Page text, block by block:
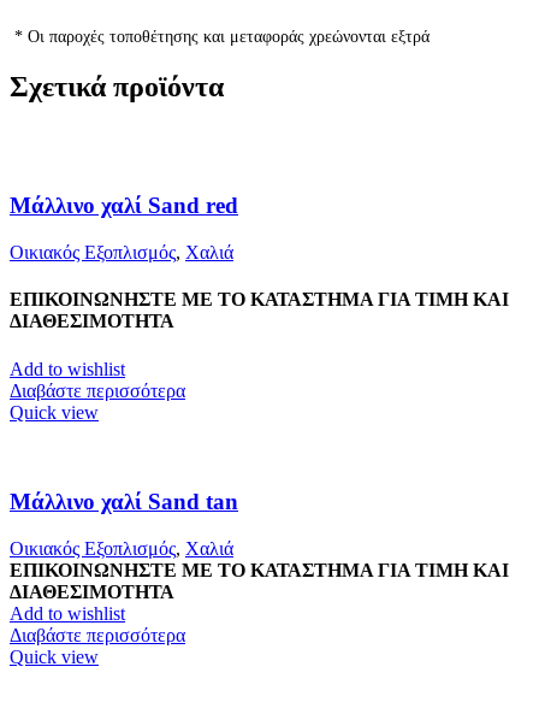
* Οι παροχές τοποθέτησης και μεταφοράς χρεώνονται εξτρά
Σχετικά προϊόντα
Μάλλινο χαλί Sand red
Οικιακός Εξοπλισμός, Χαλιά
ΕΠΙΚΟΙΝΩΝΗΣΤΕ ΜΕ ΤΟ ΚΑΤΑΣΤΗΜΑ ΓΙΑ ΤΙΜΗ ΚΑΙ
ΔΙΑΘΕΣΙΜΟΤΗΤΑ
Add to wishlist
Διαβάστε περισσότερα
Quick view
Μάλλινο χαλί Sand tan
Οικιακός Εξοπλισμός, Χαλιά
ΕΠΙΚΟΙΝΩΝΗΣΤΕ ΜΕ ΤΟ ΚΑΤΑΣΤΗΜΑ ΓΙΑ ΤΙΜΗ ΚΑΙ
ΔΙΑΘΕΣΙΜΟΤΗΤΑ
Add to wishlist
Διαβάστε περισσότερα
Quick view